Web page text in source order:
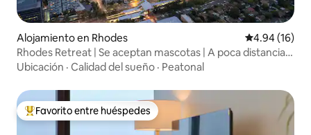
Alojamiento en Rhodes Calificación
4.94 (16)
Rhodes Retreat | Se aceptan mascotas | A poca distancia
de la estación
Ubicación · Calidad del sueño · Peatonal
Favorito entre huéspedes preferido
Favorito entre huéspedes